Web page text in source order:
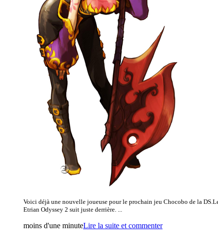
Voici déjà une nouvelle joueuse pour le prochain jeu Chocobo de la
Etrian Odyssey 2 suit juste derrière. ...
moins d'une minuteLire la suite et commenter